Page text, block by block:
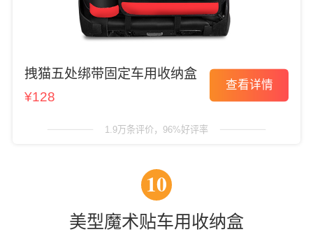
拽猫五处绑带固定车用收纳盒
¥128
查看详情
1.9万条评价，96%好评率
10
美型魔术贴车用收纳盒